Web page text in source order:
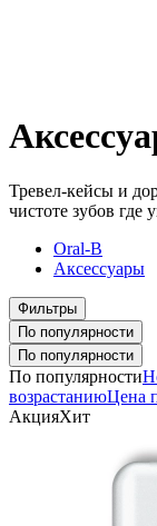
Тревел-кейсы и
чистоте зубов где
Oral-B
Аксессуары
Фильтры
По популярности
По популярности
По популярности
возрастаниюЦена
АкцияХит